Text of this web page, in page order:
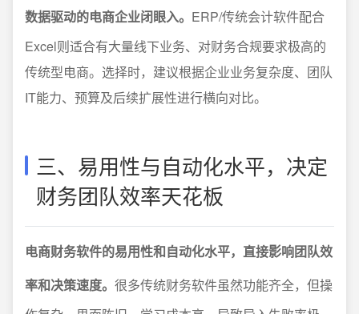
数据驱动的电商企业闭眼入。 ERP/传统会计软件配合
Excel则适合有大量线下业务、对财务合规要求极高的
传统型电商。选择时，建议根据企业业务复杂度、团队
IT能力、预算及后续扩展性进行横向对比。
三、易用性与自动化水平，决定
财务团队效率天花板
电商财务软件的易用性和自动化水平，直接影响团队效
率和决策速度。 很多传统财务软件虽然功能齐全，但操